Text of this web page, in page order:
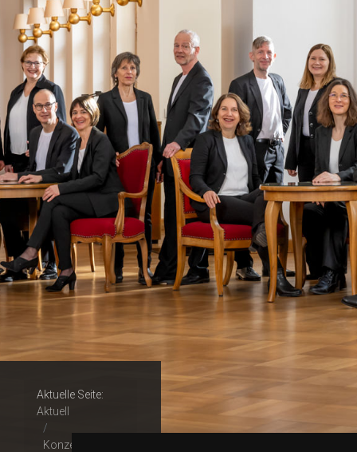
Aktuelle Seite:
Aktuell
Konzerte &